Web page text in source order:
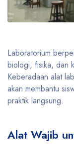
Laboratorium
biologi, fisika, dan
Keberadaan alat
akan membantu
praktik langsung.
Alat Wajib